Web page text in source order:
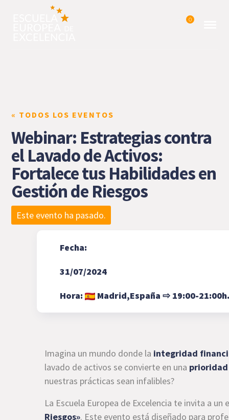
0
« TODOS LOS EVENTOS
Webinar: Estrategias contra
el Lavado de Activos:
Fortalece tus Habilidades en
Gestión de Riesgos
Este evento ha pasado.
Fecha:
31/07/2024
Hora: Madrid,España ⇨ 19:00-21:00h.
Imagina un mundo donde la integridad
lavado de activos se convierte en una prioridad
nuestras prácticas sean infalibles?
La Escuela Europea de Excelencia te invita a
Riesgos». Este evento está diseñado para